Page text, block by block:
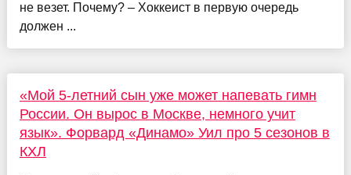
не везет. Почему? – Хоккеист в первую очередь
должен ...
«Мой 5-летний сын уже может напевать гимн
России. Он вырос в Москве, немного учит
язык». Форвард «Динамо» Уил про 5 сезонов в
КХЛ